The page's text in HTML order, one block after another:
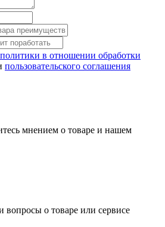
в отношении обработки
пользовательского соглашения
мнением о товаре и нашем
вопросы о товаре или сервисе